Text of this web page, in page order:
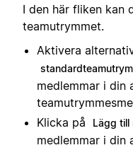
I den här fliken kan
teamutrymmet.
Aktivera
medlemmar i din
Klicka på
Lägg till
medlemmar i din